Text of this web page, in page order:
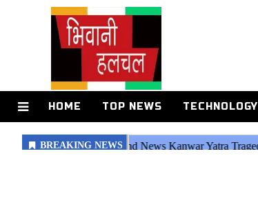
HOME TOP NEWS TECHNOLOGY